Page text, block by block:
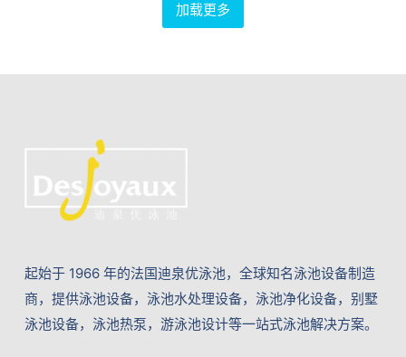
加载更多
起始于 1966 年的法国迪泉优泳池，全球知名泳池设备制造
商，提供泳池设备，泳池水处理设备，泳池净化设备，别墅
泳池设备，泳池热泵，游泳池设计等一站式泳池解决方案。